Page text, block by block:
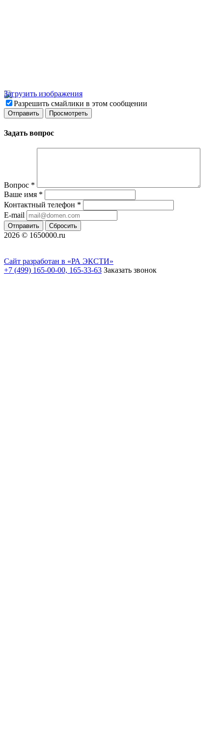
Загрузить изображения
Разрешить смайлики в этом сообщении
Задать вопрос
Вопрос *
Ваше имя *
Контактный телефон *
E-mail
Отправить Сбросить
2026 © 1650000.ru
Сайт разработан в «РА ЭКСТИ»
+7 (499) 165-00-00, 165-33-63 Заказать звонок